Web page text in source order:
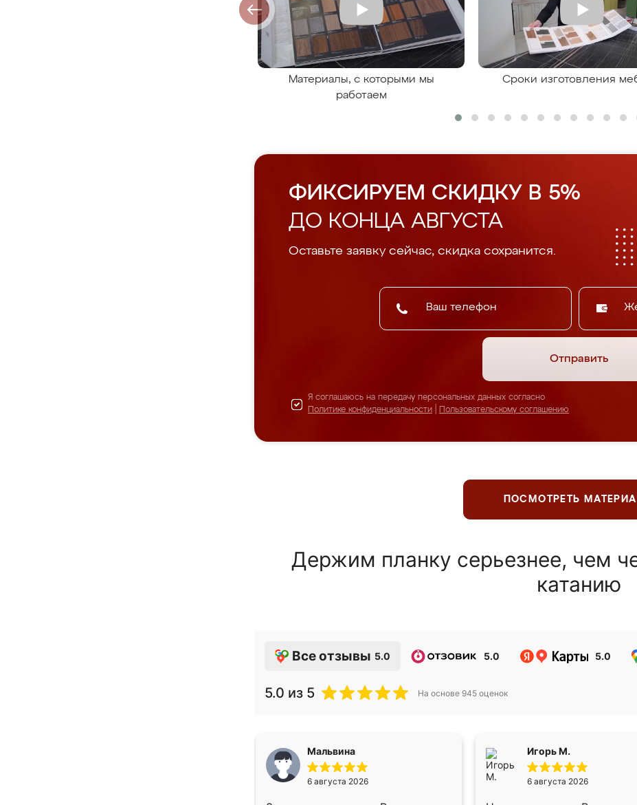
Материалы, с которыми мы
работаем
Сроки изготовления
ФИКСИРУЕМ СКИДКУ В 5%
ДО КОНЦА АВГУСТА
Оставьте заявку сейчас, скидка сохранится.
Отправить
Я соглашаюсь на передачу персональных данных согласно
Политике конфиденциальности
Пользовательскому соглашению
ПОСМОТРЕТЬ
Держим планку серьезнее, чем
катанию
Все отзывы 5.0 5.0 5.0
5.0 из 5 На основе 945 оценок
Мальвина
6 августа 2026
Игорь М.
6 августа 2026